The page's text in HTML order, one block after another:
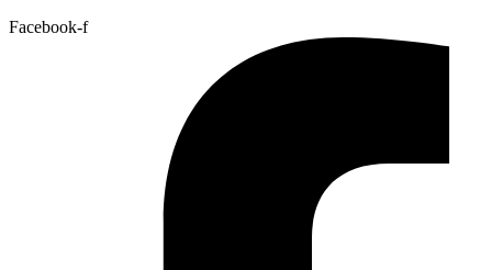
Facebook-f